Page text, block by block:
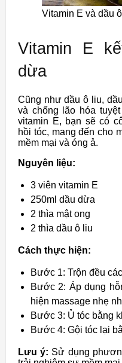
Vitamin E và dầu
Vitamin E
dừa
Cũng như dầu ô liu,
và chống lão hóa
vitamin E, bạn sẽ có
hồi tóc, mang đến cho
mềm mại và óng ả.
Nguyên liệu:
3 viên vitamin E
250ml dầu dừa
2 thìa mật ong
2 thìa dầu ô liu
Cách thực hiện:
Bước 1: Trộn đều
Bước 2: Áp dụng
hiện massage nhẹ
Bước 3: Ủ tóc bằng
Bước 4: Gội tóc lại
Lưu ý: Sử dụng